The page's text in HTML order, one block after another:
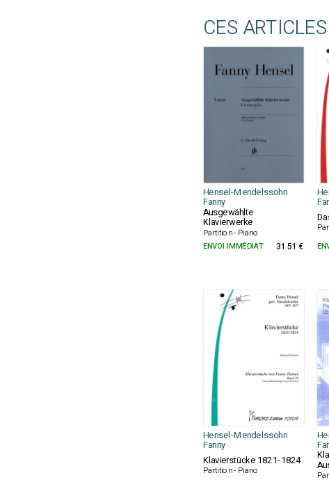
CES
Hensel-Mendelssohn
Fanny
Ausgewählte
Klavierwerke
Partition - Piano
ENVOI IMMÉDIAT
31.51 €
Hensel-Mendelssohn
Fanny
Klavierstücke 1821-1824
Partition - Piano